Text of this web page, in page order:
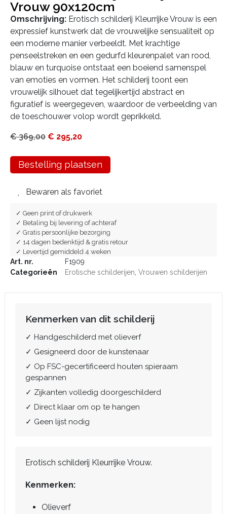
Vrouw 90x120cm
Omschrijving: Erotisch schilderij Kleurrijke Vrouw is een
expressief kunstwerk dat de vrouwelijke sensualiteit op
een moderne manier verbeeldt. Met krachtige
penseelstreken en een gedurfd kleurenpalet van rood,
blauw en turquoise ontstaat een boeiend samenspel
van emoties en vormen. Het schilderij toont een
vrouwelijk silhouet dat tegelijkertijd abstract en
figuratief is weergegeven, waardoor de verbeelding van
de toeschouwer volop wordt geprikkeld.
€369,00 € 295,20
Bestelling plaatsen
Bewaren als favoriet
✓ Geen print of drukwerk
✓ Betaling bij levering of achteraf
✓ Gratis persoonlijke bezorging
✓ 14 dagen bedenktijd & gratis retour
✓ Levertijd gemiddeld 4 weken
Art. nr.
F1909
Categorieën
Erotische schilderijen Vrouwen schilderijen
Kenmerken van dit schilderij
✓ Handgeschilderd met olieverf
✓ Gesigneerd door de kunstenaar
✓ Op FSC-gecertificeerd houten spieraam
gespannen
✓ Zijkanten volledig doorgeschilderd
✓ Direct klaar om op te hangen
✓ Geen lijst nodig
Erotisch schilderij Kleurrijke Vrouw.
Kenmerken:
Olieverf